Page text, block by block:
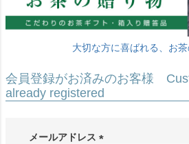
大切な方に喜ばれる、お茶
会員登録がお済みのお客様
already registered
メールアドレス